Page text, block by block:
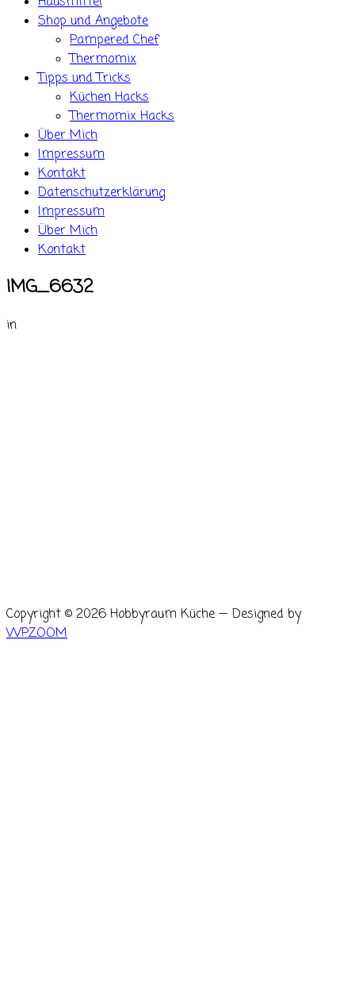
Shop und Angebote
Pampered Chef
Thermomix
Tipps und Tricks
Küchen Hacks
Thermomix Hacks
Über Mich
Impressum
Kontakt
Datenschutzerklärung
Impressum
Über Mich
Kontakt
IMG_6632
in
Copyright © 2026 Hobbyraum Küche — Designed by
WPZOOM